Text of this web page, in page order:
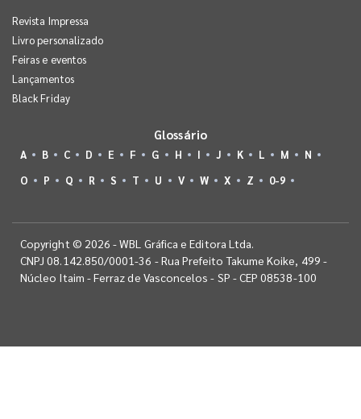
Revista Impressa
Livro personalizado
Feiras e eventos
Lançamentos
Black Friday
Glossário
A B C D E F G H I J K L M
N
O
P Q R S T U V W X Z 0-9
Copyright © 2026 - WBL Gráfica e Editora Ltda.
CNPJ 08.142.850/0001-36 - Rua Prefeito Takume Koike, 499 -
Núcleo Itaim - Ferraz de Vasconcelos - SP - CEP 08538-100